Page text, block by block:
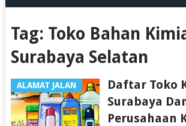
Tag: Toko Bahan
Surabaya Selatan
ALAMAT JALAN
Daftar Toko
Surabaya
Perusahaan